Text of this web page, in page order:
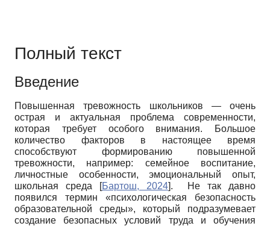
Полный текст
Введение
Повышенная тревожность школьников — очень
острая и актуальная проблема современности,
которая требует особого внимания. Большое
количество факторов в настоящее время
способствуют формированию повышенной
тревожности, например: семейное воспитание,
личностные особенности, эмоциональный опыт,
школьная среда
[Бартош, 2024]. Не так давно
появился термин «психологическая безопасность
образовательной среды», который подразумевает
создание безопасных условий труда и обучения